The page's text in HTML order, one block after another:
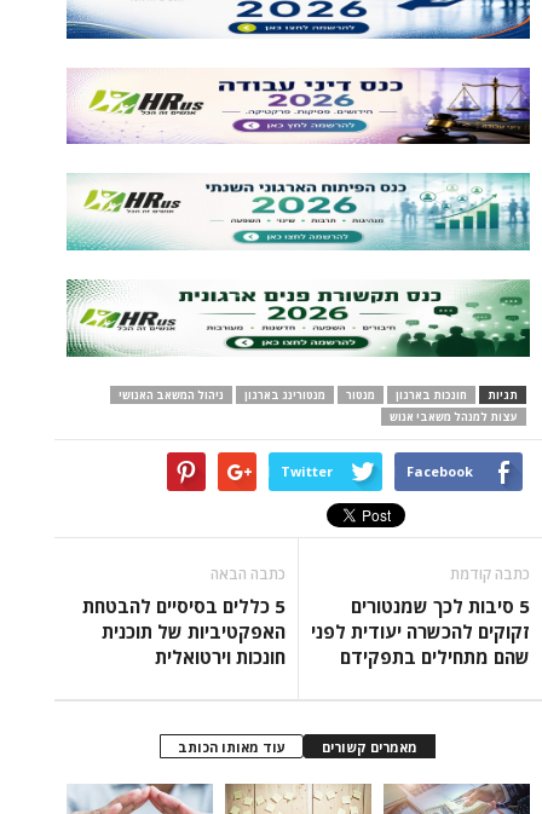
תגיות חונכות בארגון מנטור מנטורינג בארגון
ניהול המשאב האנושי
עצות למנהל משאבי אנוש
Facebook
Twitter
כתבה קודמת
5 סיבות לכך שמנטורים
זקוקים להכשרה יעודית לפני
שהם מתחילים בתפקידם
כתבה הבאה
5 כללים בסיסיים להבטחת
האפקטיביות של תוכנית
חונכות וירטואלית
מאמרים קשורים עוד מאותו הכותב